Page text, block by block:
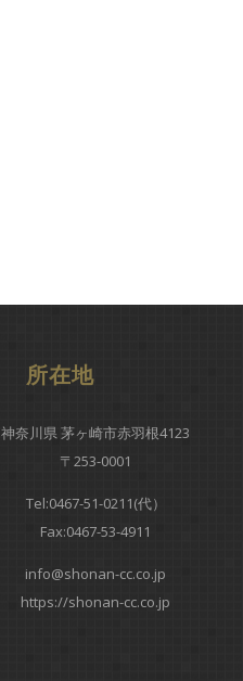
所在地
神奈川県 茅ヶ崎市赤羽根4123
〒253-0001
Tel:0467-51-0211(代）
Fax:0467-53-4911
info@shonan-cc.co.jp
https://shonan-cc.co.jp